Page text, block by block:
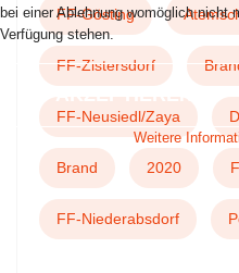
FF-Gösting
FF-Zistersdorf
FF-Neusiedl/Zaya
Brand 2020
FF-Niederabsdorf
bei einer Ablehnung womöglich nicht
Verfügung stehen.
AKZEPTIEREN
Weitere